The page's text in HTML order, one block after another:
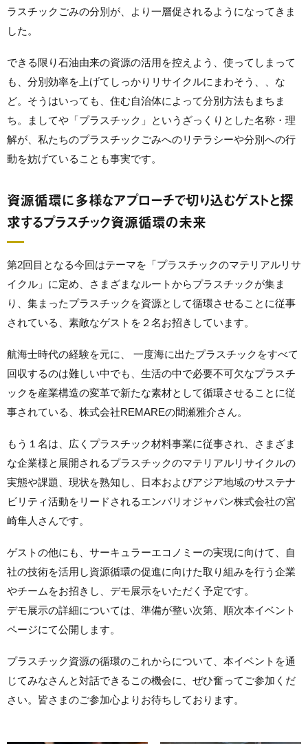
ラスチックごみの分別が、より一層促されるようになってきま
した。
できる限り石油由来の資源の活用を控えよう、使ってしまって
も、分別効率を上げてしっかりリサイクルにまわそう、、な
ど。そうはいっても、住む自治体によって分別方法もまちま
ち。ましてや「プラスチック」というざっくりとした名称・理
解が、私たちのプラスチックごみへのリテラシーや分別への行
動を妨げていることも事実です。
資源循環に多様なアプローチで切り込むゲストと探
求するプラスチック資源循環の未来
第2回目となる今回はテーマを「プラスチックのマテリアルリサ
イクル」に定め、さまざまなルートからプラスチックが集ま
り、集まったプラスチックを資源として循環させることに従事
されている、素敵なゲストを２名お招きしています。
航海士時代の経験を元に、 一度海に出たプラスチックをすべて
回収するのは難しい中でも、生活の中で必要不可欠なプラスチ
ックを産業構造の変革で新たな素材として循環させることに従
事されている、株式会社REMAREの間瀬雅介さん。
もう１名は、広くプラスチック材料事業に従事され、さまざま
な企業様と展開されるプラスチックのマテリアルリサイクルの
実態や課題、現状を熟知し、日本およびアジア地域のサステナ
ビリティ活動をリードされるエンバリオジャパン株式会社の宮
崎隼人さんです。
ゲストの他にも、サーキュラーエコノミーの実現に向けて、自
社の技術を活用し資源循環の促進に向けた取り組みを行う企業
やチームをお招きし、デモ展示をいただく予定です。
デモ展示の詳細については、準備が整い次第、順次本イベント
ページにて公開します。
プラスチック資源の循環のこれからについて、本イベントを通
じてみなさんと対話できるこの機会に、ぜひ奮ってご参加くだ
さい。皆さまのご参加心よりお待ちしております。